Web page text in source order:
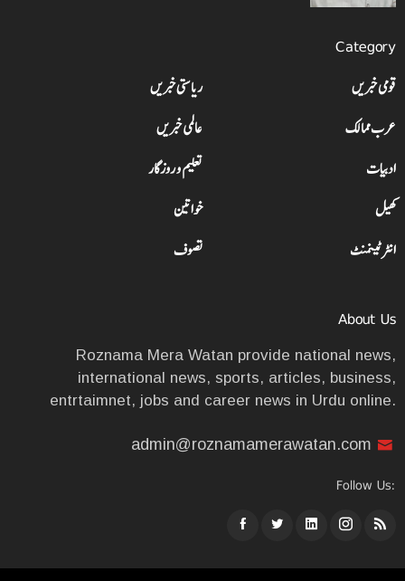
Category
قومی خبریں
ریاستی خبریں
عرب ممالک
عالمی خبریں
ادبیات
تعلیم و روزگار
کھیل
خواتین
انٹرٹینمنٹ
تصوف
About Us
Roznama Mera Watan provide national news,
international news, sports, articles, business,
entrtaimnet, jobs and career news in Urdu online.
admin@roznamamerawatan.com
Follow Us: